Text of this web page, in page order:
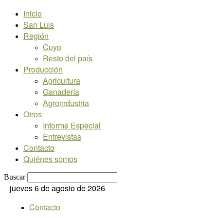
Inicio
San Luis
Región
Cuyo
Resto del país
Producción
Agricultura
Ganadería
Agroindustria
Otros
Informe Especial
Entrevistas
Contacto
Quiénes somos
Buscar
jueves 6 de agosto de 2026
Contacto